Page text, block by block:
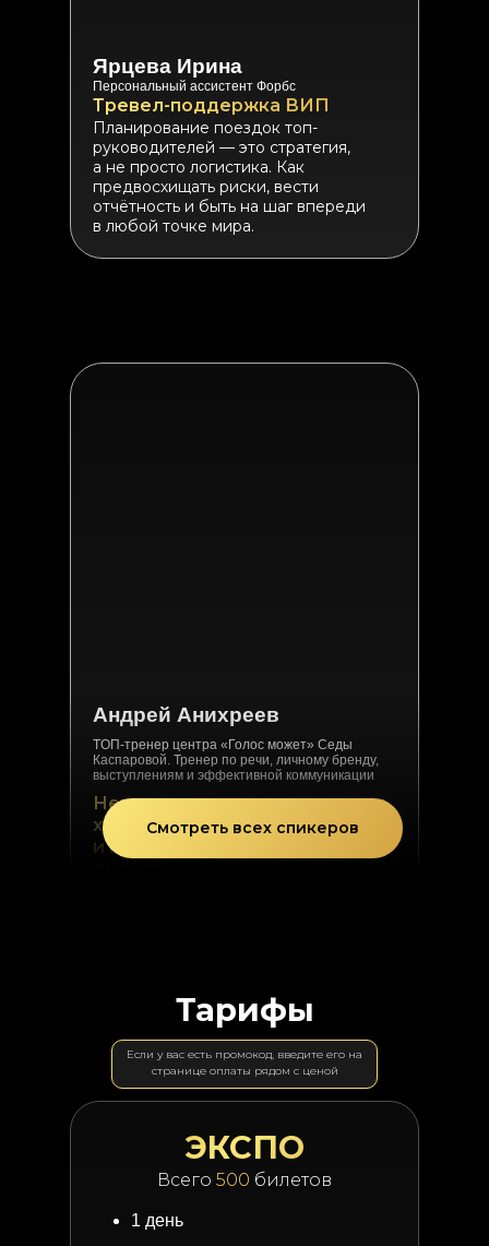
Ярцева Ирина
Персональный ассистент Форбс
Тревел-поддержка ВИП
Планирование поездок топ-
руководителей — это стратегия,
а не просто логистика. Как
предвосхищать риски, вести
отчётность и быть на шаг впереди
в любой точке мира.
Андрей Анихреев
TOП-тренер центра «Голос может» Седы
Каспаровой. Тренер по речи, личному бренду,
выступлениям и эффективной коммуникации
Нетворкинг — как произвести
хорошее впечатление. О чем
и как говорить на старте
Смотреть всех спикеров
Если у вас есть промокод, введите его на
странице оплаты рядом с ценой
Тарифы
ЭКСПО
Всего 500 билетов
1 день